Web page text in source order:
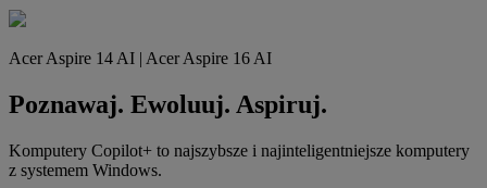
Acer Aspire 14 AI | Acer Aspire 16 AI
Poznawaj. Ewoluuj. Aspiruj.
Komputery Copilot+ to najszybsze i najinteligentniejsze komputery
z systemem Windows.